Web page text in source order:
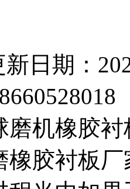
新日期：
磨机橡胶
橡胶衬板